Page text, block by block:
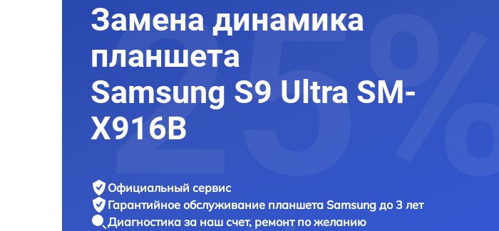
Замена динамика
планшета
Samsung S9 Ultra SM-
X916B
Официальный сервис
Гарантийное обслуживание планшета Samsung до 3 лет
Диагностика за наш счет, ремонт по желанию